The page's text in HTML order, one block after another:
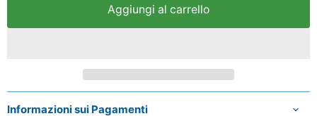
Aggiungi al carrello
Informazioni sui Pagamenti